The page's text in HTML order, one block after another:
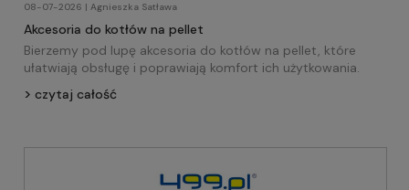
08-07-2026 | Agnieszka Satława
Akcesoria do kotłów na pellet
Bierzemy pod lupę akcesoria do kotłów na pellet, które
ułatwiają obsługę i poprawiają komfort ich użytkowania.
czytaj całość